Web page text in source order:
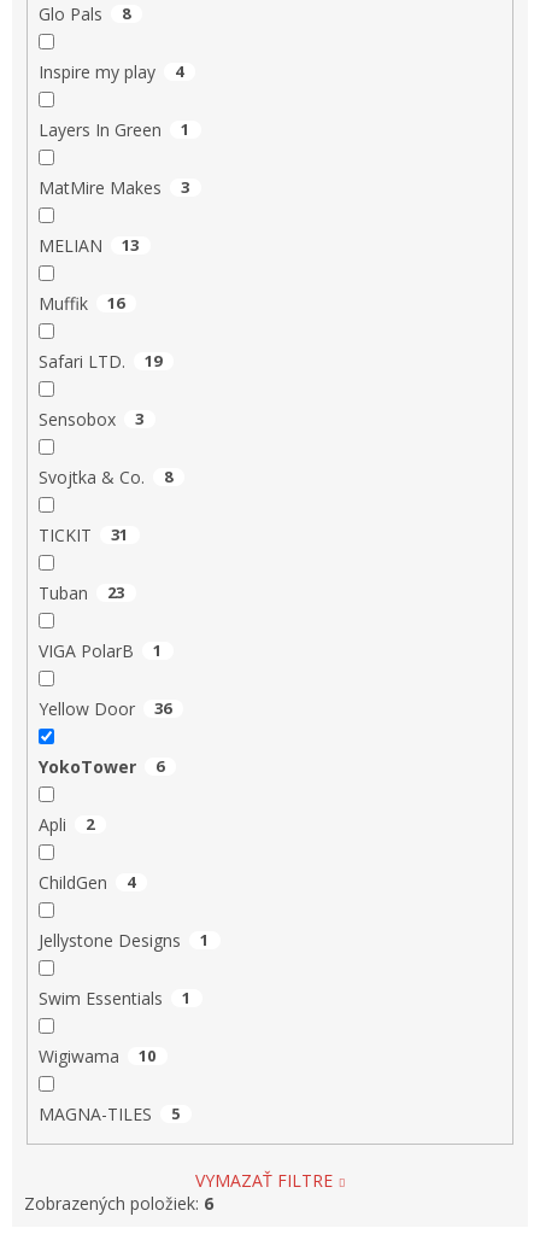
Glo Pals 8
Inspire my play 4
Layers In Green 1
MatMire Makes 3
MELIAN 13
Muffik 16
Safari LTD. 19
Sensobox 3
Svojtka & Co. 8
TICKIT 31
Tuban 23
VIGA PolarB 1
Yellow Door 36
YokoTower 6
Apli 2
ChildGen 4
Jellystone Designs 1
Swim Essentials 1
Wigiwama 10
MAGNA-TILES 5
VYMAZAŤ FILTRE
Zobrazených položiek: 6